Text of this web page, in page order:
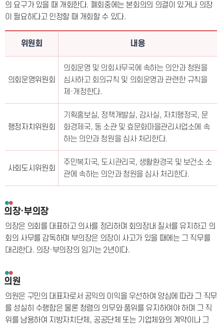
의 요구가 있을 때 개회한다. 폐회중에는 본회의의 의결이 있거나 의장
이 필요하다고 인정할 때 개회할 수 있다.
위원회 내용
의회운영위원회
의회운영 및 의회사무국에 속하는 의안과 청원을
심사하고 회의규칙 및 의회운영과 관련한 규칙을
제·개정한다.
행정자치위원회
기획홍보실, 정책개발실, 감사실, 자치행정국, 문
화경제국, 동 소관 및 효문화마을관리사업소에 속
하는 의안과 청원을 심사 처리한다.
사회도시위원회
주민복지국, 도시관리국, 생활환경국 및 보건소 소
관에 속하는 의안과 청원을 심사 처리한다.
의장·부의장
의장은 의회를 대표하고 의사를 정리하며 회의장내 질서를 유지하고 의
회의 사무를 감독하며 부의장은 의장이 사고가 있을 때에는 그 직무를
대리한다. 의장·부의장의 임기는 2년이다.
의원
의원은 구민의 대표자로서 공익의 이익을 우선하여 양심에 따라 그 직무
를 성실히 수행함은 물론 청렴의 의무와 품위를 유지하여야 하며 그 직
위를 남용하여 지방자치단체, 공공단체 또는 기업체와의 계약이나 그